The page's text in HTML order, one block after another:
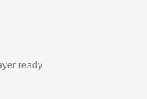
ready...